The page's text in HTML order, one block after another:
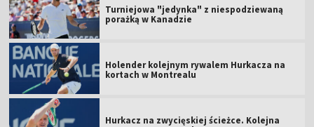
Turniejowa "jedynka" z niespodziewaną
porażką w Kanadzie
Holender kolejnym rywalem Hurkacza na
kortach w Montrealu
Hurkacz na zwycięskiej ścieżce. Kolejna